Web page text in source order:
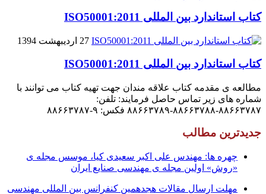
کتاب استاندارد بین المللی ISO50001:2011
27 اردیبهشت 1394
کتاب استاندارد بین المللی ISO50001:2011
مطالعه ی مقدمه کتاب علاقه مندان جهت تهیه کتاب می توانند با
شماره های زیر تماس حاصل فرمایند: تلفن:
۸۸۶۶۳۷۸۷-۸۸۶۶۳۷۸۸-۸۸۶۶۳۷۸۹ فکس: ۹-۸۸۶۶۳۷۸۷
جدیدترین مطالب
چهره ها: مهندس علی اکبر سعیدی کیا، موسس مجله ی
«روش» اولین مجله ی مهندسی صنایع ایران
مهلت ارسال مقالات هجدهمین کنفرانس بین المللی مهندسی